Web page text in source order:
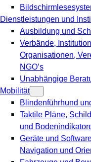
Dienstleistungen und
Ausbildung und
Verbände,
Organisationen,
NGO’s
Unabhängige
Mobilität
Blindenführhund
Taktile Pläne,
und
Geräte und
Navigation und